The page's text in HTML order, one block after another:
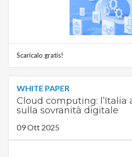
Scaricalo gratis!
WHITE PAPER
Cloud computing: l’Italia
sulla sovranità digitale
09 Ott 2025